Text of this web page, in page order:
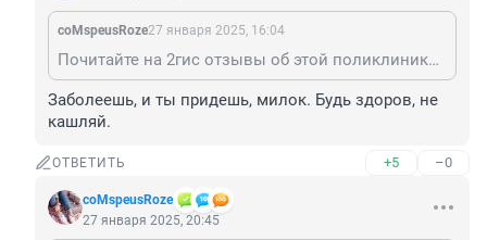
coMspeusRoze27 января 2025, 16:04
Почитайте на 2гис отзывы об этой поликлинике. Удивительно, что кто-то туда еще ходит
Заболеешь, и ты придешь, милок. Будь здоров, не
кашляй.
ОТВЕТИТЬ +5 –0
coMspeusRoze
27 января 2025, 20:45